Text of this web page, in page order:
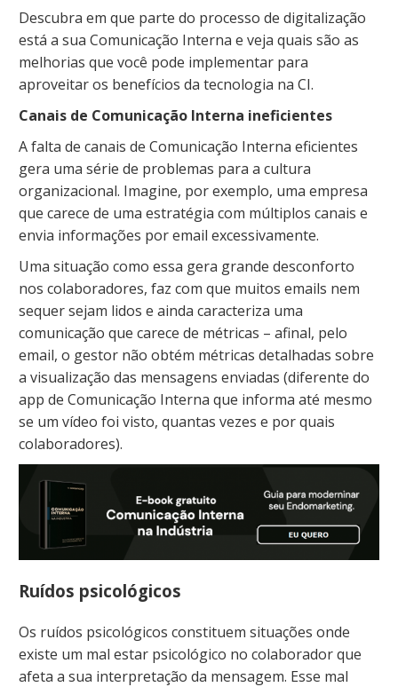
Descubra em que parte do processo de digitalização
está a sua Comunicação Interna e veja quais são as
melhorias que você pode implementar para
aproveitar os benefícios da tecnologia na CI.
Canais de Comunicação Interna ineficientes
A falta de canais de Comunicação Interna eficientes
gera uma série de problemas para a cultura
organizacional. Imagine, por exemplo, uma empresa
que carece de uma estratégia com múltiplos canais e
envia informações por email excessivamente.
Uma situação como essa gera grande desconforto
nos colaboradores, faz com que muitos emails nem
sequer sejam lidos e ainda caracteriza uma
comunicação que carece de métricas – afinal, pelo
email, o gestor não obtém métricas detalhadas sobre
a visualização das mensagens enviadas (diferente do
app de Comunicação Interna que informa até mesmo
se um vídeo foi visto, quantas vezes e por quais
colaboradores).
Ruídos psicológicos
Os ruídos psicológicos constituem situações onde
existe um mal estar psicológico no colaborador que
afeta a sua interpretação da mensagem. Esse mal